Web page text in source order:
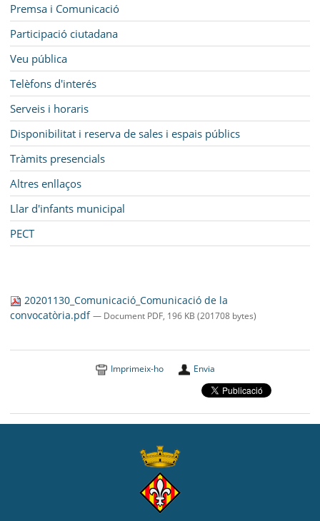
Premsa i Comunicació
Participació ciutadana
Veu pública
Telèfons d'interés
Serveis i horaris
Disponibilitat i reserva de sales i espais públics
Tràmits presencials
Altres enllaços
Llar d'infants municipal
PECT
20201130_Comunicació_Comunicació de la
convocatòria.pdf— Document PDF, 196 KB (201708 bytes)
Imprimeix-ho Envia